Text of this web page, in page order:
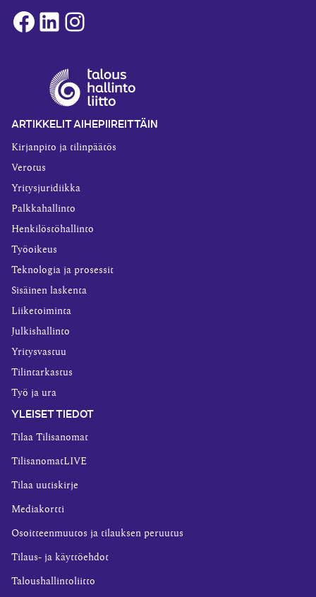
Facebook
LinkedInInstagram
ARTIKKELIT AIHEPIIREITTÄIN
Kirjanpito ja tilinpäätös
Verotus
Yritysjuridiikka
Palkkahallinto
Henkilöstöhallinto
Työoikeus
Teknologia ja prosessit
Sisäinen laskenta
Liiketoiminta
Julkishallinto
Yritysvastuu
Tilintarkastus
Työ ja ura
YLEISET TIEDOT
Tilaa Tilisanomat
TilisanomatLIVE
Tilaa uutiskirje
Mediakortti
Osoitteenmuutos ja tilauksen peruutus
Tilaus- ja käyttöehdot
Taloushallintoliitto